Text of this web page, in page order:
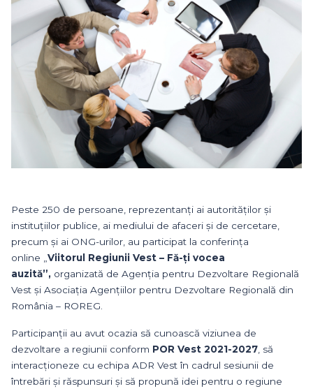
Peste 250 de persoane, reprezentanți ai autorităților și
instituțiilor publice, ai mediului de afaceri și de cercetare,
precum și ai ONG-urilor, au participat la conferința
online „Viitorul Regiunii Vest – Fă-ți vocea
auzită”, organizată de Agenția pentru Dezvoltare Regională
Vest și Asociația Agențiilor pentru Dezvoltare Regională din
România – ROREG.
Participanții au avut ocazia să cunoască viziunea de
dezvoltare a regiunii conform POR Vest 2021-2027, să
interacționeze cu echipa ADR Vest în cadrul sesiunii de
întrebări și răspunsuri și să propună idei pentru o regiune